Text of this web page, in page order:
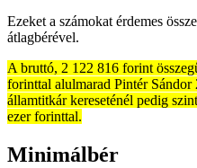
Ezeket a számokat érdemes
átlagbérével.
A bruttó, 2 122 816 forint
forinttal alulmarad Pintér Sándor
államtitkár kereseténél pedig
ezer forinttal.
Minimálbér